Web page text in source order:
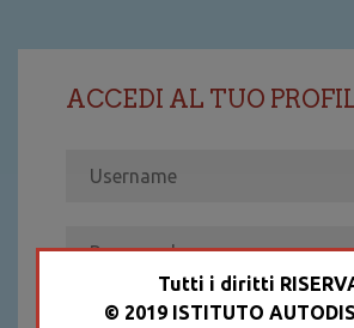
ACCEDI AL TUO
Tutti i diritti
© 2019 ISTITUTO